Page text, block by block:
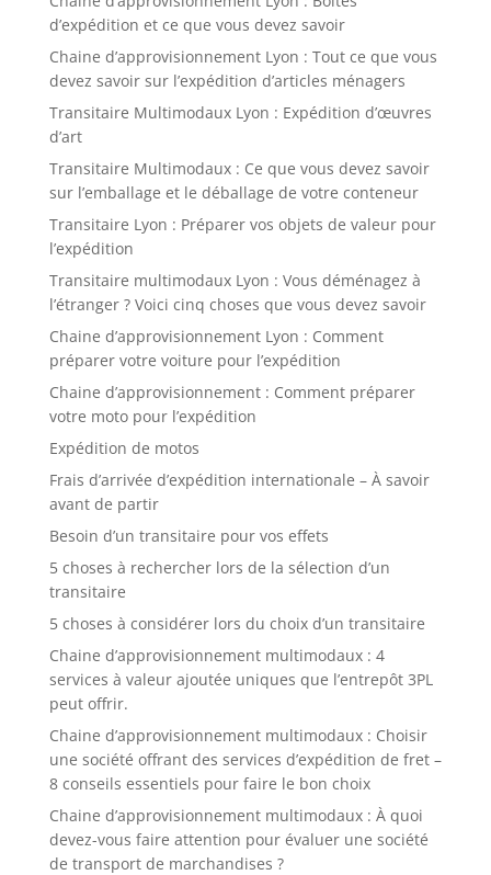
d’expédition et ce que vous devez savoir
Chaine d’approvisionnement Lyon : Tout ce que vous
devez savoir sur l’expédition d’articles ménagers
Transitaire Multimodaux Lyon : Expédition d’œuvres
d’art
Transitaire Multimodaux : Ce que vous devez savoir
sur l’emballage et le déballage de votre conteneur
Transitaire Lyon : Préparer vos objets de valeur pour
l’expédition
Transitaire multimodaux Lyon : Vous déménagez à
l’étranger ? Voici cinq choses que vous devez savoir
Chaine d’approvisionnement Lyon : Comment
préparer votre voiture pour l’expédition
Chaine d’approvisionnement : Comment préparer
votre moto pour l’expédition
Expédition de motos
Frais d’arrivée d’expédition internationale – À savoir
avant de partir
Besoin d’un transitaire pour vos effets
5 choses à rechercher lors de la sélection d’un
transitaire
5 choses à considérer lors du choix d’un transitaire
Chaine d’approvisionnement multimodaux : 4
services à valeur ajoutée uniques que l’entrepôt 3PL
peut offrir.
Chaine d’approvisionnement multimodaux : Choisir
une société offrant des services d’expédition de fret –
8 conseils essentiels pour faire le bon choix
Chaine d’approvisionnement multimodaux : À quoi
devez-vous faire attention pour évaluer une société
de transport de marchandises ?